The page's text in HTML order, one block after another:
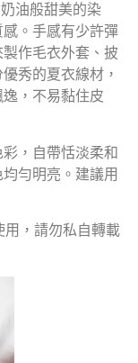
油般甜美的染
。手感有少許彈
作毛衣外套、披
秀的夏衣線材，
，不易黏住皮
，自帶恬淡柔和
勻明亮。建議用
用，請勿私自轉載